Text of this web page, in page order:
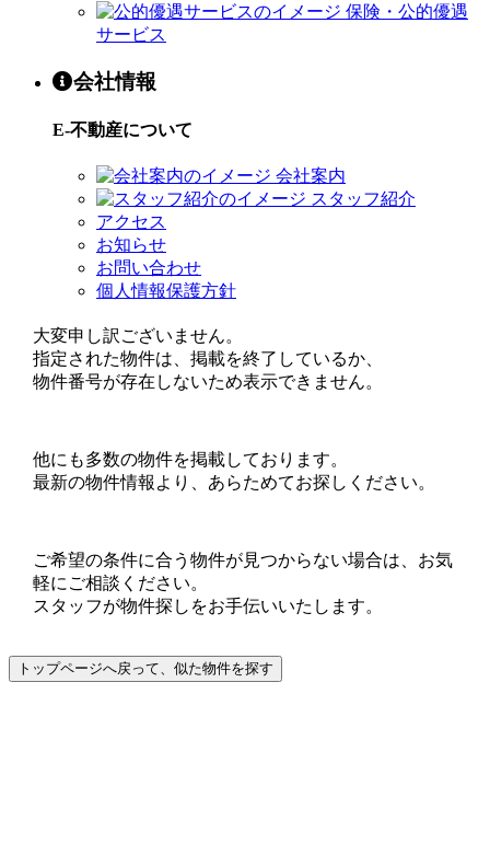
保険・公的優遇
サービス
会社情報
E-不動産について
会社案内
スタッフ紹介
アクセス
お知らせ
お問い合わせ
個人情報保護方針
大変申し訳ございません。
指定された物件は、掲載を終了しているか、
物件番号が存在しないため表示できません。
他にも多数の物件を掲載しております。
最新の物件情報より、あらためてお探しください。
ご希望の条件に合う物件が見つからない場合は、お気
軽にご相談ください。
スタッフが物件探しをお手伝いいたします。